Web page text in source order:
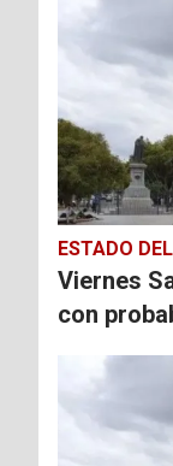
ESTADO
Viernes
con